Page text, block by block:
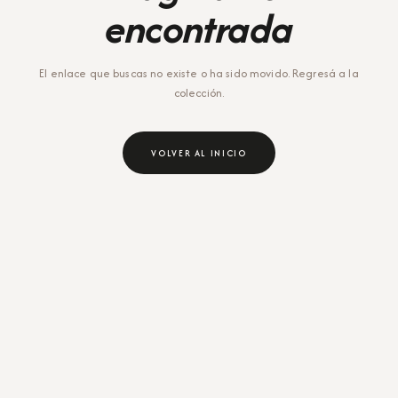
encontrada
El enlace que buscas no existe o ha sido movido. Regresá a la
colección.
VOLVER AL INICIO